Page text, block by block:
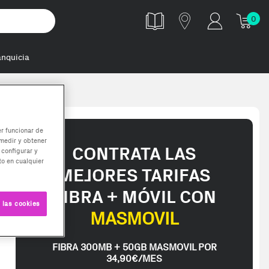
0
CONTRATA LAS
MEJORES TARIFAS
FIBRA + MÓVIL CON
MASMOVIL
FIBRA 300MB + 50GB MASMOVIL POR
34,90€/MES
funcionar de
y obtener
y
en cualquier
cookies